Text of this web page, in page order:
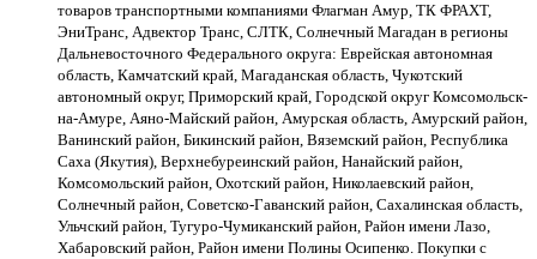
товаров транспортными компаниями Флагман Амур, ТК ФРАХТ,
ЭниТранс, Адвектор Транс, СЛТК, Солнечный Магадан в регионы
Дальневосточного Федерального округа: Еврейская автономная
область, Камчатский край, Магаданская область, Чукотский
автономный округ, Приморский край, Городской округ Комсомольск-
на-Амуре, Аяно-Майский район, Амурская область, Амурский район,
Ванинский район, Бикинский район, Вяземский район, Республика
Саха (Якутия), Верхнебуреинский район, Нанайский район,
Комсомольский район, Охотский район, Николаевский район,
Солнечный район, Советско-Гаванский район, Сахалинская область,
Ульчский район, Тугуро-Чумиканский район, Район имени Лазо,
Хабаровский район, Район имени Полины Осипенко. Покупки с